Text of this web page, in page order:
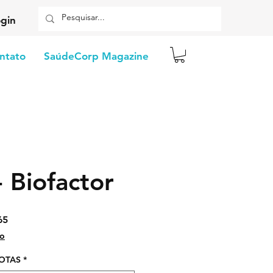
SaúdeCorp Magazine
Biofactor
Preço
*